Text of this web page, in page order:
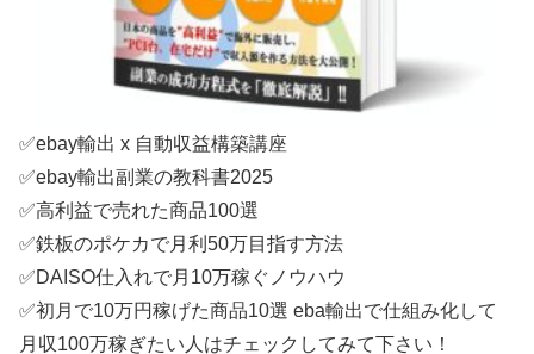
✅ebay輸出 x 自動収益構築講座
✅ebay輸出副業の教科書2025
✅高利益で売れた商品100選
✅鉄板のポケカで月利50万目指す方法
✅DAISO仕入れで月10万稼ぐノウハウ
✅初月で10万円稼げた商品10選 eba輸出で仕組み化して
月収100万稼ぎたい人はチェックしてみて下さい！